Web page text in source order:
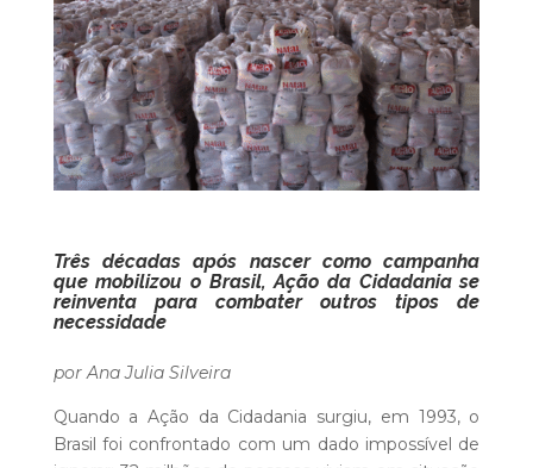
Três décadas após nascer como campanha
que mobilizou o Brasil, Ação da Cidadania se
reinventa para combater outros tipos de
necessidade
por Ana Julia Silveira
Quando a Ação da Cidadania surgiu, em 1993, o
Brasil foi confrontado com um dado impossível de